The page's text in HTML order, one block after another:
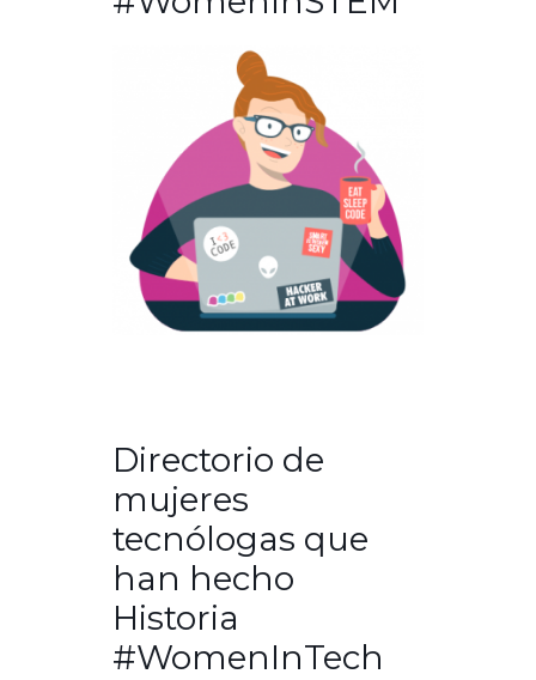
Directorio de
mujeres
tecnólogas que
han hecho
Historia
#WomenInTech